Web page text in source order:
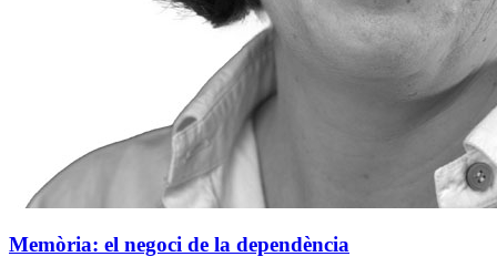
Memòria: el negoci de la dependència